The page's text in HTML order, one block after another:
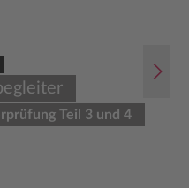
Teil 3 und 4